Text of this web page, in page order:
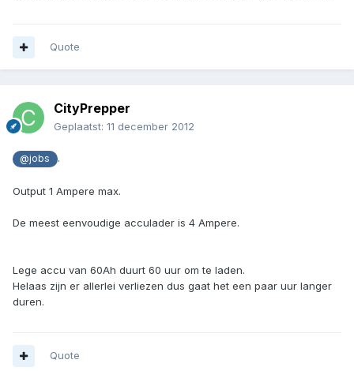
Quote
CityPrepper
Geplaatst: 11 december 2012
@jobs .
Output 1 Ampere max.
De meest eenvoudige acculader is 4 Ampere.
Lege accu van 60Ah duurt 60 uur om te laden.
Helaas zijn er allerlei verliezen dus gaat het een paar uur langer
duren.
Quote